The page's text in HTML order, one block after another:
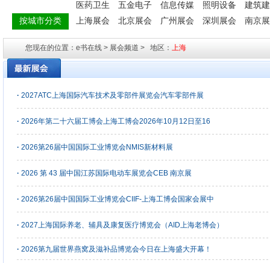
医药卫生
五金电子 信息传媒 照明设备
建筑
按城市分类
上海展会 北京展会 广州展会 深圳展会 南京
您现在的位置：e书在线 > 展会频道 > 地区： 上海
· 2027ATC上海国际汽车技术及零部件展览会汽车零部件展
· 2026年第二十六届工博会上海工博会2026年10月12日至16
· 2026第26届中国国际工业博览会NMIS新材料展
· 2026 第 43 届中国江苏国际电动车展览会CEB 南京展
· 2026第26届中国国际工业博览会CIIF-上海工博会国家会展中
· 2027上海国际养老、辅具及康复医疗博览会（AID上海老博会）
· 2026第九届世界燕窝及滋补品博览会今日在上海盛大开幕！